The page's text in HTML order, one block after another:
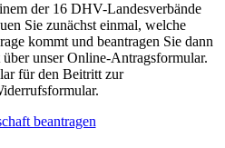
der 16 DHV-Landesverbände
Sie zunächst einmal, welche
kommt und beantragen Sie dann
unser Online-Antragsformular.
für den Beitritt zur
beantragen